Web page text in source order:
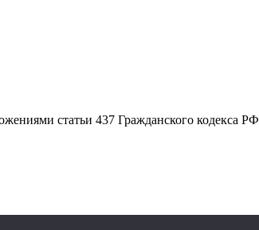
статьи 437 Гражданского кодекса РФ